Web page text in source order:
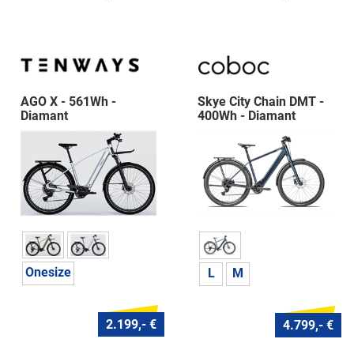
AGO X - 561Wh -
Diamant
Onesize
2.199,- €
Skye City Chain DMT -
400Wh - Diamant
L M
4.799,- €